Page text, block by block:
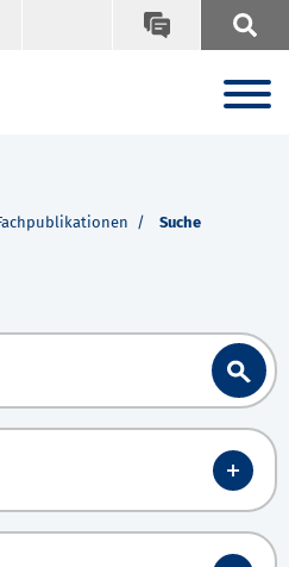
Suche